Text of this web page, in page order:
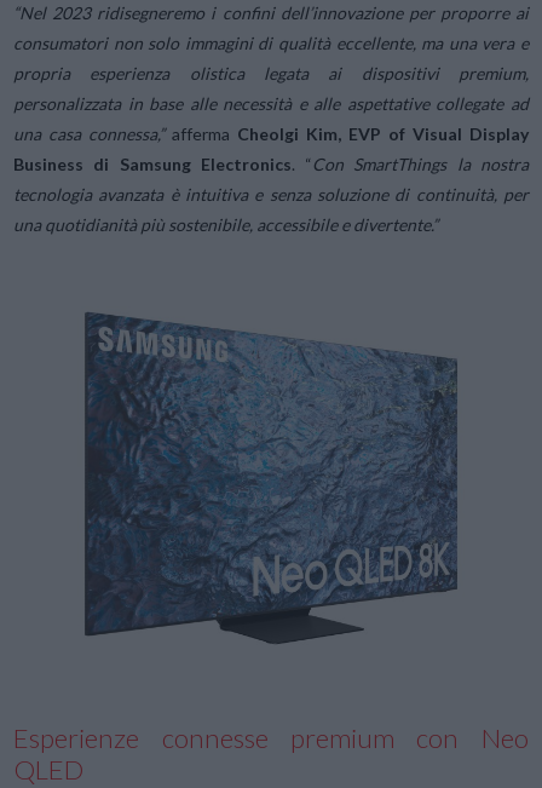
“Nel 2023 ridisegneremo i confini dell’innovazione per proporre ai
consumatori non solo immagini di qualità eccellente, ma una vera e
propria esperienza olistica legata ai dispositivi premium,
personalizzata in base alle necessità e alle aspettative collegate ad
una casa connessa,”afferma Cheolgi Kim, EVP of Visual Display
Business di Samsung Electronics. “ Con SmartThings la nostra
tecnologia avanzata è intuitiva e senza soluzione di continuità, per
una quotidianità più sostenibile, accessibile e divertente.”
Esperienze connesse premium con Neo
QLED